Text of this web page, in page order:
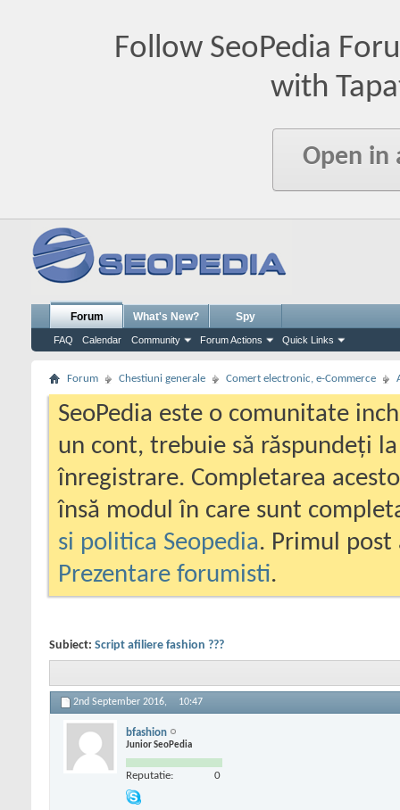
Follow SeoPedia
with
Open in
Forum
FAQ Calendar Community Forum Actions Quick Links
What's New? Spy
Forum Chestiuni generale Comert electronic, e-Commerce
SeoPedia este o comunitate
un cont, trebuie să răspundeți
înregistrare. Completarea
însă modul în care sunt
si politica Seopedia. Primul
Prezentare forumisti.
Subiect: Script afiliere fashion ???
2nd September 2016, 10:47
bfashion
Junior SeoPedia
Reputatie: 0